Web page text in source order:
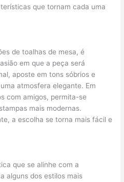
que tornam cada uma
de toalhas de mesa, é
em que a peça será
aposte em tons sóbrios e
atmosfera elegante. Em
com amigos, permita-se
mais modernas.
a escolha se torna mais fácil e
que se alinhe com a
alguns dos estilos mais